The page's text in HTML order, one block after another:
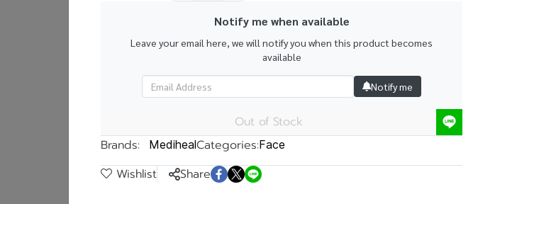
Notify me when available
Leave your email here, we will notify you when this product becomes
available
Notify me
Out of Stock
Brands:
MedihealCategories:Face
Wishlist Share